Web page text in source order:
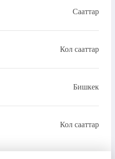
Сааттар
Кол сааттар
Бишкек
Кол сааттар